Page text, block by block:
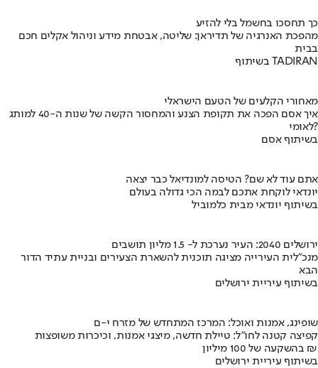
כך תחסכו בחשמל בלי להזיע
מהפכת האנרגיה של תדיראן: שליטה, אבטחת מידע וניהול אקלים חכם
בבית
בשיתוף TADIRAN
מאחורי הקלעים של הטעם הישראלי
איך אסם הפכה את תקופת הצנע והמחסור הקשה של שנות ה-40 למותג
לאומי?
בשיתוף אסם
אתם עוד לא שם? הטיסה למונדיאל כבר יצאה
יונדאי לוקחת אתכם לבמה הכי גדולה בעולם
בשיתוף יונדאי מבית כלמוביל
ירושלים 2040: העיר נערכת ל- 1.5 מליון תושבים
מנכ"לית העירייה מציגה תוכנית להשארת הצעירים ובניית עתיד הדור
הבא
בשיתוף עיריית ירושלים
שופינג, אמנות ואוכל: המרכז המתחדש של מזרח י-ם
קפיצה קטנה לחו"ל: טיילת חדשה, מיצגי אמנות, וכיכרות משופצות
בהשקעה של 100 מיליון ₪
בשיתוף עיריית ירושלים